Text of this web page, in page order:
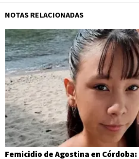
NOTAS RELACIONADAS
Femicidio de Agostina en